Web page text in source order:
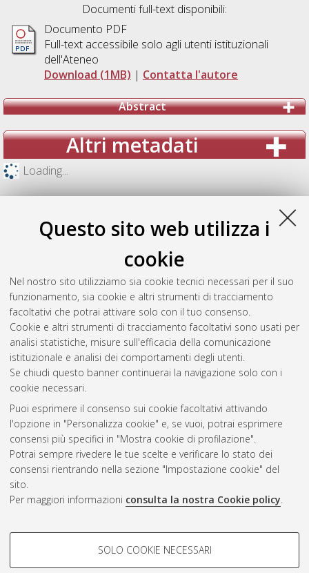
Questo sito web utilizza i
cookie
Nel nostro sito utilizziamo sia cookie tecnici necessari per il suo
funzionamento, sia cookie e altri strumenti di tracciamento
facoltativi che potrai attivare solo con il tuo consenso.
Cookie e altri strumenti di tracciamento facoltativi sono usati per
analisi statistiche, misure sull'efficacia della comunicazione
istituzionale e analisi dei comportamenti degli utenti.
Se chiudi questo banner continuerai la navigazione solo con i
cookie necessari.
Puoi esprimere il consenso sui cookie facoltativi attivando
l'opzione in "Personalizza cookie" e, se vuoi, potrai esprimere
consensi più specifici in "Mostra cookie di profilazione".
Potrai sempre rivedere le tue scelte e verificare lo stato dei
consensi rientrando nella sezione "Impostazione cookie" del
sito.
Per maggiori informazioni consulta la nostra Cookie policy.
COOKIE DI PROFILAZIONE -
SOLO COOKIE NECESSARI
Documenti full-text disponibili:
Documento PDF
Full-text accessibile solo agli utenti istituzionali
dell'Ateneo
Download (1MB) | Contatta l'autore
Abstract
Altri metadati
Loading...
Gestione del documento:
Atom
Rss 1.0
Rss 2.0
AMS Laurea
Impostazioni Cookie
Informativa sulla privacy
Condizioni d’uso del sito